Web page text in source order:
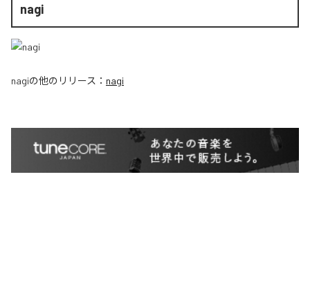
nagi
nagiの他のリリース： nagi